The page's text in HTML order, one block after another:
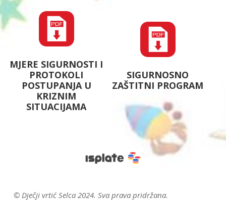
MJERE SIGURNOSTI I
PROTOKOLI
POSTUPANJA U
KRIZNIM
SITUACIJAMA
SIGURNOSNO
ZAŠTITNI PROGRAM
© Dječji vrtić Selca 2024. Sva prava pridržana.